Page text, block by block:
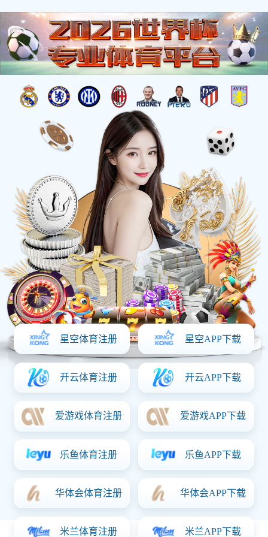
杰出工程
您的位置： 首页 工程荣誉>杰出工程
延吉国际空港经济开发区保税物流
中心(B型)综合楼装修工程
荣获中国建筑工程装饰奖、省优装饰奖项，建筑规模约
4万平方米，于2018年04月25日开工，2019年11月10日
竣工。